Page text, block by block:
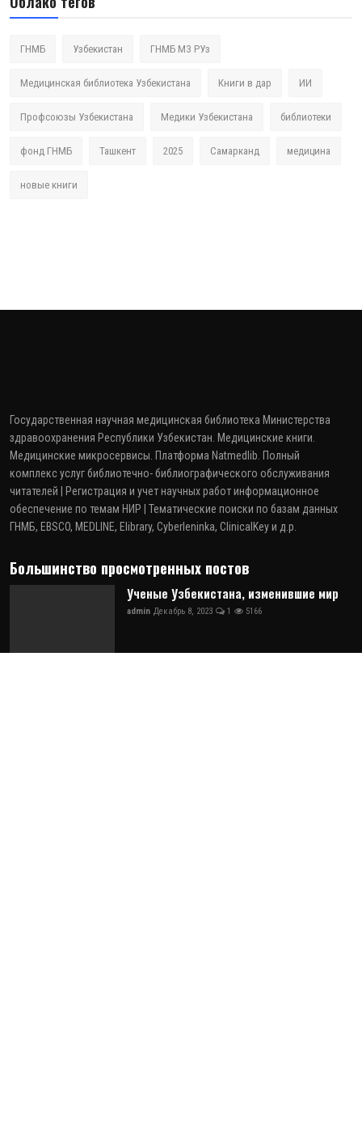
ГНМБ Узбекистан ГНМБ МЗ РУз
Медицинская библиотека Узбекистана Книги в дар ИИ
Профсоюзы Узбекистана Медики Узбекистана библиотеки
фонд ГНМБ Ташкент 2025 Самарканд медицина
новые книги
Государственная научная медицинская библиотека Министерства
здравоохранения Республики Узбекистан. Медицинские книги.
Медицинские микросервисы. Платформа Natmedlib. Полный
комплекс услуг библиотечно- библиографического обслуживания
читателей | Регистрация и учет научных работ информационное
обеспечение по темам НИР | Тематические поиски по базам данных
ГНМБ, EBSCO, MEDLINE, Elibrary, Cyberleninka, ClinicalKey и д.р.
Большинство просмотренных постов
Ученые Узбекистана, изменившие мир
admin Декабрь 8, 2023 1 5166